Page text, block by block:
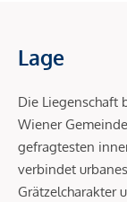
Lage
Die Liegenschaft
Wiener
gefragtesten
verbindet
Grätzelcharakter